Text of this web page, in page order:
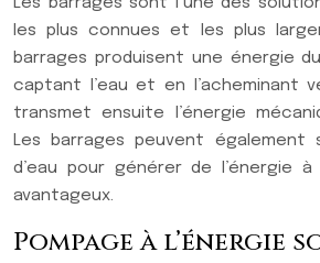
les plus connues et les plus
barrages produisent une énergie
captant l’eau et en l’acheminant
transmet ensuite l’énergie
Les barrages peuvent également
d’eau pour générer de l’énergie
avantageux.
Pompage à l’énergie